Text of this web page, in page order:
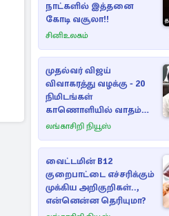
நாட்களில் இத்தனை
கோடி வசூலா!!
சினிஉலகம்
முதல்வர் விஜய்
விவாகரத்து வழக்கு - 20
நிமிடங்கள்
காணொளியில் வாதம்
செய்த சங்கீதா
லங்காசிறி நியூஸ்
வைட்டமின் B12
குறைபாட்டை எச்சரிக்கும்
முக்கிய அறிகுறிகள்..,
என்னென்ன தெரியுமா?